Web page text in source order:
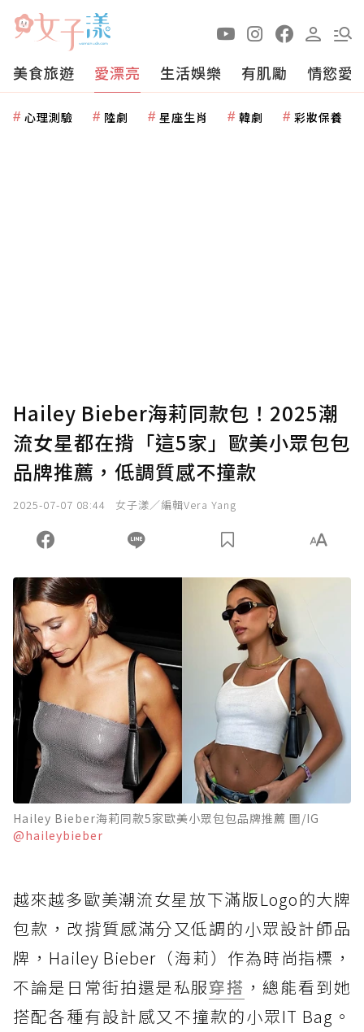
美食旅遊 愛漂亮 生活娛樂 有肌勵 情慾愛
心理測驗 陸劇 星座生肖 韓劇 彩妝保養
Hailey Bieber海莉同款包！2025潮
流女星都在揹「這5家」歐美小眾包包
品牌推薦，低調質感不撞款
2025-07-07 08:44 女子漾／編輯Vera Yang
Hailey Bieber海莉同款5家歐美小眾包包品牌推薦 圖/IG
@haileybieber
越來越多歐美潮流女星放下滿版Logo的大牌
包款，改揹質感滿分又低調的小眾設計師品
牌，Hailey Bieber（海莉）作為時尚指標，
不論是日常街拍還是私服穿搭 ，總能看到她
搭配各種有設計感又不撞款的小眾IT Bag。